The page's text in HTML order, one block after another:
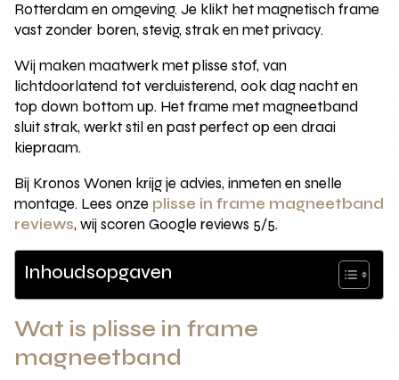
Rotterdam en omgeving. Je klikt het magnetisch frame
vast zonder boren, stevig, strak en met privacy.
Wij maken maatwerk met plisse stof, van
lichtdoorlatend tot verduisterend, ook dag nacht en
top down bottom up. Het frame met magneetband
sluit strak, werkt stil en past perfect op een draai
kiepraam.
Bij Kronos Wonen krijg je advies, inmeten en snelle
montage. Lees onze plisse in frame magneetband
reviews, wij scoren Google reviews 5/5.
Inhoudsopgaven
Wat is plisse in frame
magneetband